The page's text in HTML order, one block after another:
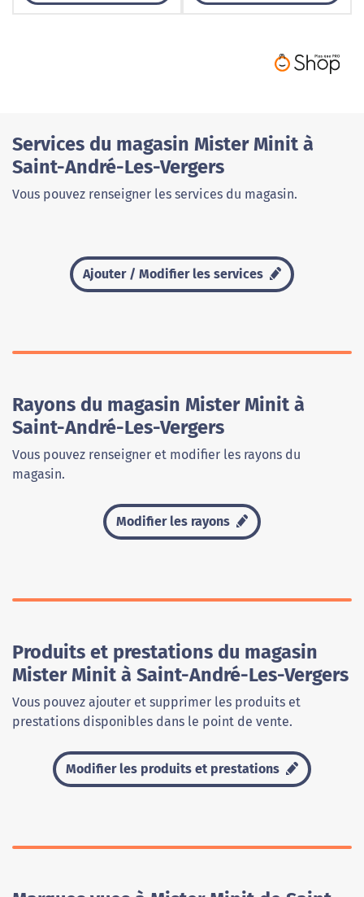
Services du magasin Mister Minit à
Saint-André-Les-Vergers
Vous pouvez renseigner les services du magasin.
Ajouter / Modifier les services
Rayons du magasin Mister Minit à
Saint-André-Les-Vergers
Vous pouvez renseigner et modifier les rayons du
magasin.
Modifier les rayons
Produits et prestations du magasin
Mister Minit à Saint-André-Les-Vergers
Vous pouvez ajouter et supprimer les produits et
prestations disponibles dans le point de vente.
Modifier les produits et prestations